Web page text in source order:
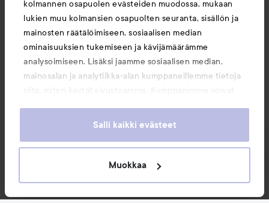
kolmannen osapuolen evästeiden muodossa, mukaan
lukien muu kolmansien osapuolten seuranta, sisällön ja
mainosten räätälöimiseen, sosiaalisen median
ominaisuuksien tukemiseen ja kävijämäärämme
analysoimiseen. Lisäksi jaamme sosiaalisen median,
mainosalan ja analytiikka-alan kumppaneillemme tietoja
heille tai joita on kerätty, kun olet käyttänyt heidän
evästeiden käytön.
Salli kaikki evästeet
Muokkaa
Saattaisit myös tykätä
Copyright 2026